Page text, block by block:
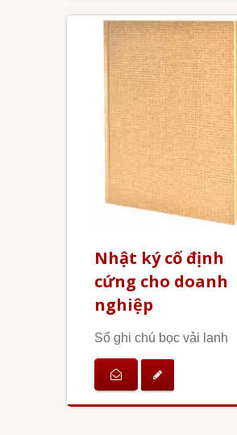
Nhật ký cố định
cứng cho doanh
nghiệp
Sổ ghi chú bọc vải lanh